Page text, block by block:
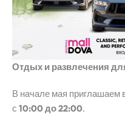
Отдых и развлечения
В начале мая приглашаем
с 10:00 до 22:00.